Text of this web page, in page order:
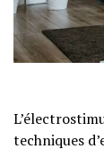
techniques